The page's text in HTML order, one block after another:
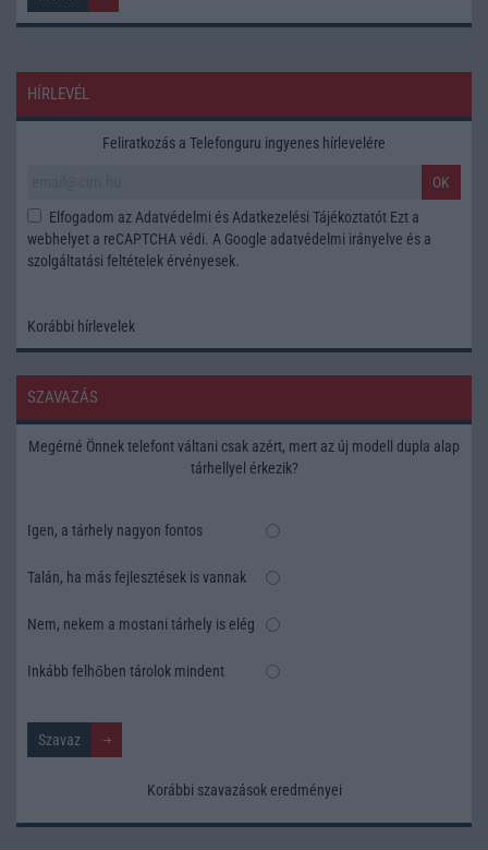
HÍRLEVÉL
Feliratkozás a Telefonguru ingyenes hírlevelére
OK
Elfogadom az Adatvédelmi és Adatkezelési Tájékoztatót Ezt a
webhelyet a reCAPTCHA védi. A Google adatvédelmi irányelve és a
szolgáltatási feltételek érvényesek.
Korábbi hírlevelek
SZAVAZÁS
Megérné Önnek telefont váltani csak azért, mert az új modell dupla alap
tárhellyel érkezik?
Igen, a tárhely nagyon fontos
Talán, ha más fejlesztések is vannak
Nem, nekem a mostani tárhely is elég
Inkább felhőben tárolok mindent
Korábbi szavazások eredményei